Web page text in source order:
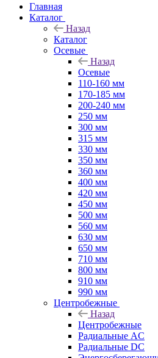
Главная
Каталог
Назад
Каталог
Осевые
Назад
Осевые
110-160 мм
170-185 мм
200-240 мм
250 мм
300 мм
315 мм
330 мм
350 мм
360 мм
400 мм
420 мм
450 мм
500 мм
560 мм
630 мм
650 мм
710 мм
800 мм
910 мм
990 мм
Центробежные
Назад
Центробежные
Радиальные AC
Радиальные DC